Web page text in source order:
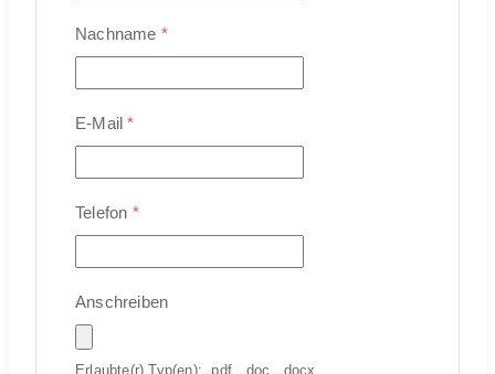
Nachname *
E-Mail*
Telefon *
Anschreiben
Erlaubte(r) Typ(en): .pdf, .doc, .docx